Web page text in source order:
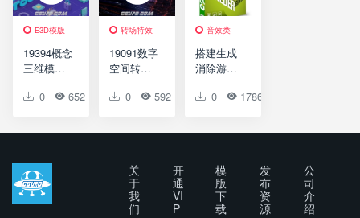
E3D模版
19394概念
三维模型
模板
Toolkit 3D
0 652 0 0
转场特效
19091数字
空间转场
板Digital
and Short
0 592 0 0
音效类
搭建生成
消除游戏
0
1786
关
于
我
们
开
通
VI
P
模
版
下
载
发
布
资
源
公
司
介
绍